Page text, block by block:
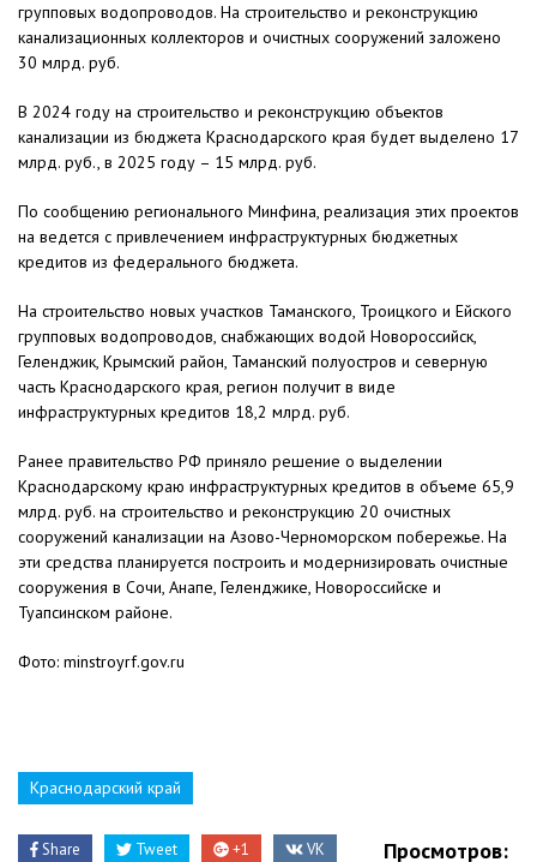
групповых водопроводов. На строительство и реконструкцию
канализационных коллекторов и очистных сооружений заложено
30 млрд. руб.
В 2024 году на строительство и реконструкцию объектов
канализации из бюджета Краснодарского края будет выделено 17
млрд. руб., в 2025 году – 15 млрд. руб.
По сообщению регионального Минфина, реализация этих проектов
на ведется с привлечением инфраструктурных бюджетных
кредитов из федерального бюджета.
На строительство новых участков Таманского, Троицкого и Ейского
групповых водопроводов, снабжающих водой Новороссийск,
Геленджик, Крымский район, Таманский полуостров и северную
часть Краснодарского края, регион получит в виде
инфраструктурных кредитов 18,2 млрд. руб.
Ранее правительство РФ приняло решение о выделении
Краснодарскому краю инфраструктурных кредитов в объеме 65,9
млрд. руб. на строительство и реконструкцию 20 очистных
сооружений канализации на Азово-Черноморском побережье. На
эти средства планируется построить и модернизировать очистные
сооружения в Сочи, Анапе, Геленджике, Новороссийске и
Туапсинском районе.
Фото: minstroyrf.gov.ru
Краснодарский край
Share Tweet +1 VK
Просмотров: